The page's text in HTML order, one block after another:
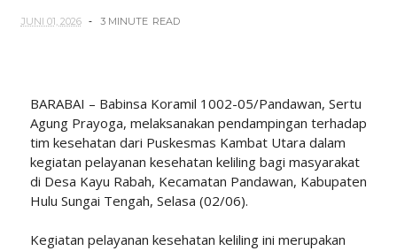
JUNI 01, 2026 3 MINUTE READ
BARABAI – Babinsa Koramil 1002-05/Pandawan, Sertu
Agung Prayoga, melaksanakan pendampingan terhadap
tim kesehatan dari Puskesmas Kambat Utara dalam
kegiatan pelayanan kesehatan keliling bagi masyarakat
di Desa Kayu Rabah, Kecamatan Pandawan, Kabupaten
Hulu Sungai Tengah, Selasa (02/06).
Kegiatan pelayanan kesehatan keliling ini merupakan